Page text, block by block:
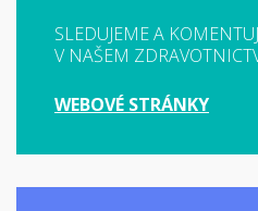
SLEDUJEME A
V NAŠEM
WEBOVÉ STRÁNKY